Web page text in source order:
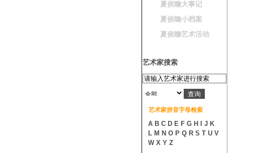
夏侯瞻大事记
夏侯瞻小档案
夏侯瞻艺术活动
艺术家搜索
艺术家拼音字母检索
A B C D E F G H J K
L M N O P Q R S T U V
W X Y Z